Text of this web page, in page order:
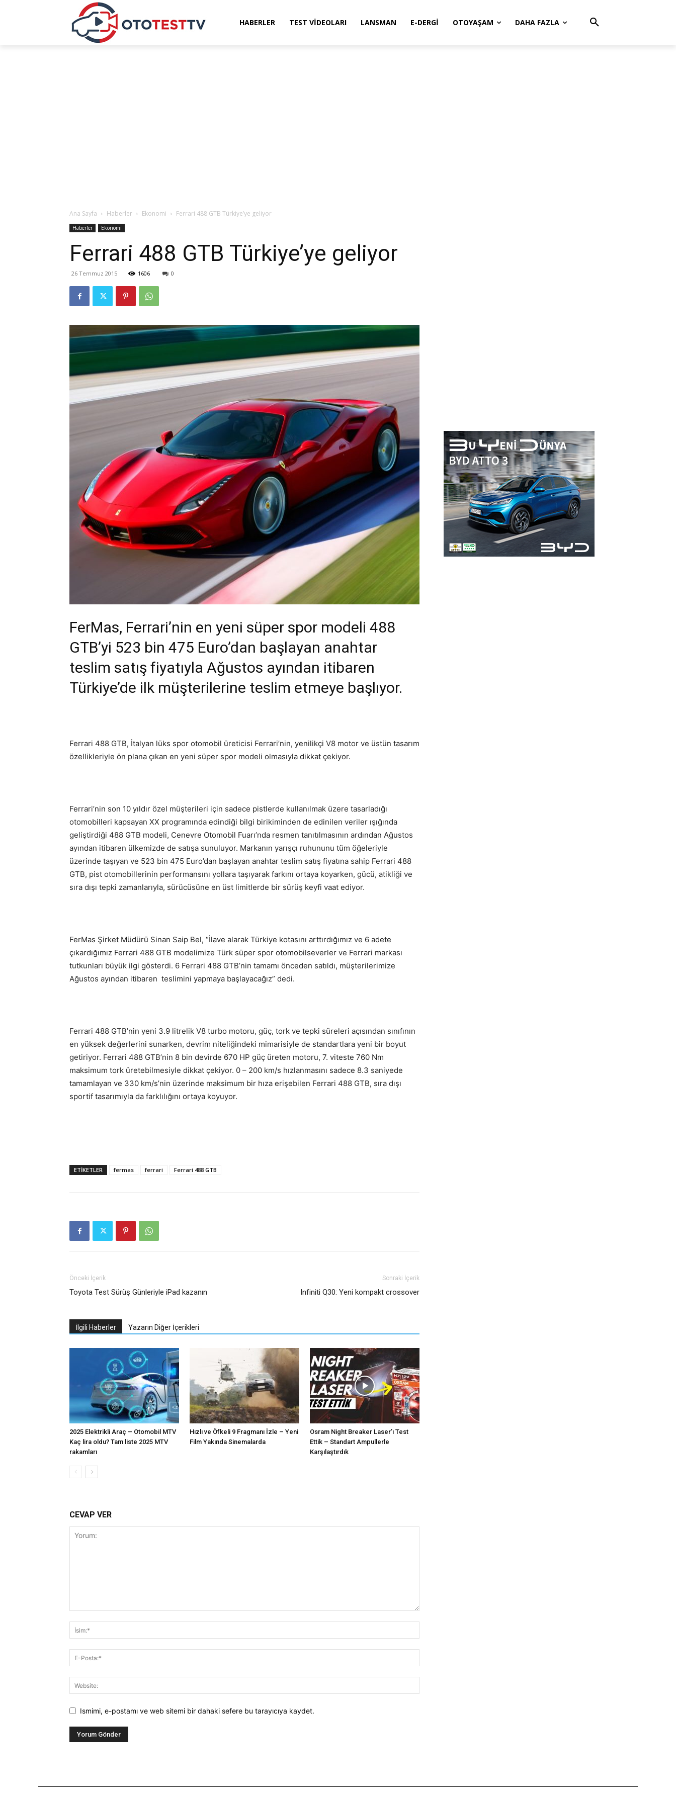
HABERLER TEST VIDEOLARI LANSMAN E-DERGI OTOYAŞAM DAHA FAZLA
Ana Sayfa Haberler Ekonomi Ferrari 488 GTB Türkiye’ye geliyor
Haberler Ekonomi
Ferrari 488 GTB Türkiye’ye geliyor
26 Temmuz 2015 1606 0
FerMas, Ferrari’nin en yeni süper spor modeli 488
GTB’yi 523 bin 475 Euro’dan başlayan anahtar
teslim satış fiyatıyla Ağustos ayından itibaren
Türkiye’de ilk müşterilerine teslim etmeye başlıyor.
Ferrari 488 GTB, İtalyan lüks spor otomobil üreticisi Ferrari’nin, yenilikçi V8 motor ve üstün tasarım
özellikleriyle ön plana çıkan en yeni süper spor modeli olmasıyla dikkat çekiyor.
Ferrari’nin son 10 yıldır özel müşterileri için sadece pistlerde kullanılmak üzere tasarladığı
otomobilleri kapsayan XX programında edindiği bilgi birikiminden de edinilen veriler ışığında
geliştirdiği 488 GTB modeli, Cenevre Otomobil Fuarı’nda resmen tanıtılmasının ardından Ağustos
ayından itibaren ülkemizde de satışa sunuluyor. Markanın yarışçı ruhununu tüm öğeleriyle
üzerinde taşıyan ve 523 bin 475 Euro’dan başlayan anahtar teslim satış fiyatına sahip Ferrari 488
GTB, pist otomobillerinin performansını yollara taşıyarak farkını ortaya koyarken, gücü, atikliği ve
sıra dışı tepki zamanlarıyla, sürücüsüne en üst limitlerde bir sürüş keyfi vaat ediyor.
FerMas Şirket Müdürü Sinan Saip Bel, “İlave alarak Türkiye kotasını arttırdığımız ve 6 adete
çıkardığımız Ferrari 488 GTB modelimize Türk süper spor otomobilseverler ve Ferrari markası
tutkunları büyük ilgi gösterdi. 6 Ferrari 488 GTB’nin tamamı önceden satıldı, müşterilerimize
Ağustos ayından itibaren teslimini yapmaya başlayacağız” dedi.
Ferrari 488 GTB’nin yeni 3.9 litrelik V8 turbo motoru, güç, tork ve tepki süreleri açısından sınıfının
en yüksek değerlerini sunarken, devrim niteliğindeki mimarisiyle de standartlara yeni bir boyut
getiriyor. Ferrari 488 GTB’nin 8 bin devirde 670 HP güç üreten motoru, 7. viteste 760 Nm
maksimum tork üretebilmesiyle dikkat çekiyor. 0 – 200 km/s hızlanmasını sadece 8.3 saniyede
tamamlayan ve 330 km/s’nin üzerinde maksimum bir hıza erişebilen Ferrari 488 GTB, sıra dışı
sportif tasarımıyla da farklılığını ortaya koyuyor.
ETIKETLER fermas ferrari Ferrari 488 GTB
Önceki İçerik
Toyota Test Sürüş Günleriyle iPad kazanın
Sonraki İçerik
Infiniti Q30: Yeni kompakt crossover
İlgili Haberler Yazarın Diğer İçerikleri
2025 Elektrikli Araç – Otomobil MTV
Kaç lira oldu? Tam liste 2025 MTV
rakamları
Hızlı ve Öfkeli 9 Fragmanı İzle – Yeni
Film Yakında Sinemalarda
Osram Night Breaker Laser’ı Test
Ettik – Standart Ampullerle
Karşılaştırdık
CEVAP VER
Ismimi, e-postamı ve web sitemi bir dahaki sefere bu tarayıcıya kaydet.